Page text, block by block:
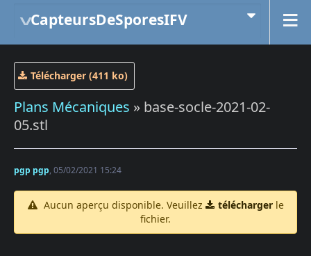
CapteursDeSporesIFV
Télécharger (411 ko)
Plans Mécaniques » base-socle-2021-02-
05.stl
pgp pgp, 05/02/2021 15:24
Aucun aperçu disponible. Veuillez téléchargerle
fichier.